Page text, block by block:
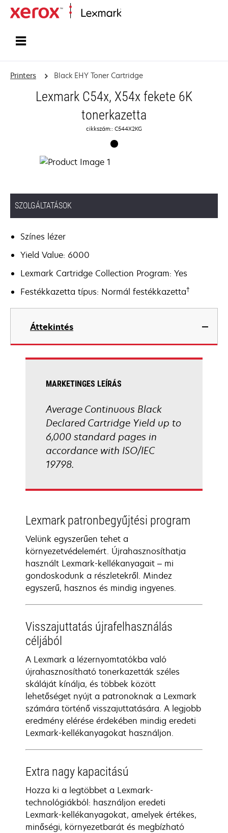
Printers Black EHY Toner Cartridge
Lexmark C54x, X54x fekete 6K
tonerkazetta
cikkszám:: C544X2KG
SZOLGÁLTATÁSOK
Színes lézer
Yield Value: 6000
Lexmark Cartridge Collection Program: Yes
Festékkazetta típus: Normál festékkazetta†
Áttekintés
MARKETINGES LEÍRÁS
Average Continuous Black
Declared Cartridge Yield up to
6,000 standard pages in
accordance with ISO/IEC
19798.
Lexmark patronbegyűjtési program
Velünk egyszerűen tehet a
környezetvédelemért. Újrahasznosíthatja
használt Lexmark-kellékanyagait – mi
gondoskodunk a részletekről. Mindez
egyszerű, hasznos és mindig ingyenes.
Visszajuttatás újrafelhasználás
céljából
A Lexmark a lézernyomtatókba való
újrahasznosítható tonerkazetták széles
skáláját kínálja, és többek között
lehetőséget nyújt a patronoknak a Lexmark
számára történő visszajuttatására. A legjobb
eredmény elérése érdekében mindig eredeti
Lexmark-kellékanyagokat használjon.
Extra nagy kapacitású
Hozza ki a legtöbbet a Lexmark-
technológiákból: használjon eredeti
Lexmark-kellékanyagokat, amelyek értékes,
minőségi, környezetbarát és megbízható